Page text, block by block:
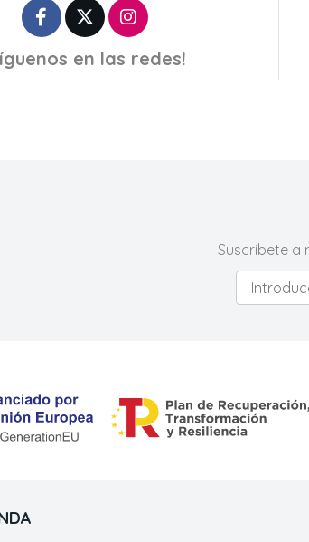
en las redes!
Suscríbete a